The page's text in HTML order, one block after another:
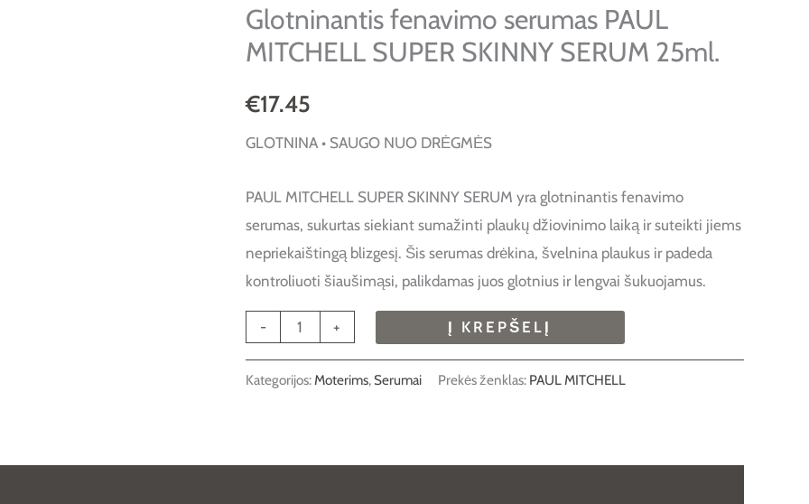
Glotninantis fenavimo serumas PAUL
MITCHELL SUPER SKINNY SERUM 25ml.
€17.45
GLOTNINA • SAUGO NUO DRĖGMĖS
PAUL MITCHELL SUPER SKINNY SERUM yra glotninantis fenavimo
serumas, sukurtas siekiant sumažinti plaukų džiovinimo laiką ir suteikti jiems
nepriekaištingą blizgesį. Šis serumas drėkina, švelnina plaukus ir padeda
kontroliuoti šiaušimąsi, palikdamas juos glotnius ir lengvai šukuojamus.
-
serumas
PAUL
SUPER
SKINNY
25ml.
+ Į KREPŠELĮ
Kategorijos:Moterims, Serumai Prekės ženklas: PAUL MITCHELL